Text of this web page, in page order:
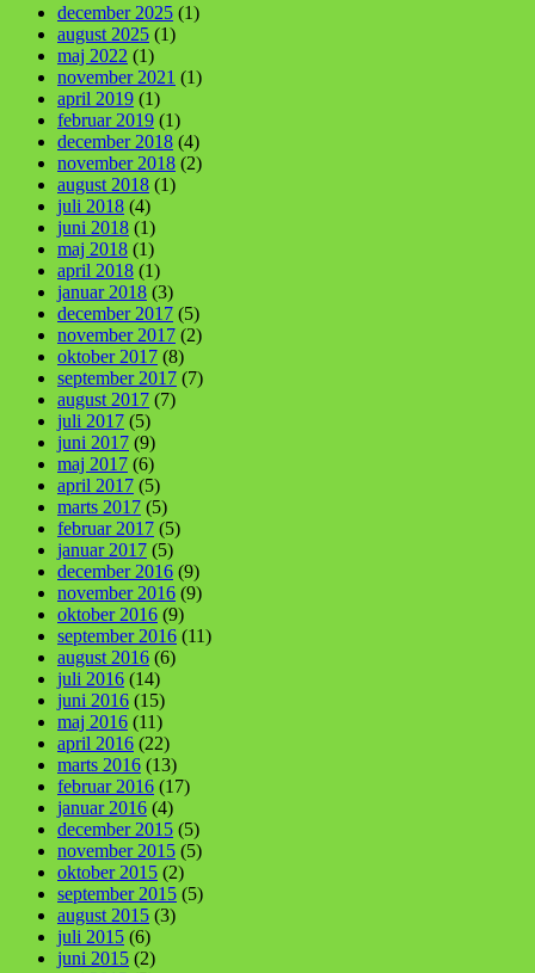
december 2025 (1)
august 2025 (1)
maj 2022 (1)
november 2021 (1)
april 2019 (1)
februar 2019 (1)
december 2018 (4)
november 2018 (2)
august 2018 (1)
juli 2018 (4)
juni 2018 (1)
maj 2018 (1)
april 2018 (1)
januar 2018 (3)
december 2017 (5)
november 2017 (2)
oktober 2017 (8)
september 2017 (7)
august 2017 (7)
juli 2017 (5)
juni 2017 (9)
maj 2017 (6)
april 2017 (5)
marts 2017 (5)
februar 2017 (5)
januar 2017 (5)
december 2016 (9)
november 2016 (9)
oktober 2016 (9)
september 2016 (11)
august 2016 (6)
juli 2016 (14)
juni 2016 (15)
maj 2016 (11)
april 2016 (22)
marts 2016 (13)
februar 2016 (17)
januar 2016 (4)
december 2015 (5)
november 2015 (5)
oktober 2015 (2)
september 2015 (5)
august 2015 (3)
juli 2015 (6)
juni 2015 (2)